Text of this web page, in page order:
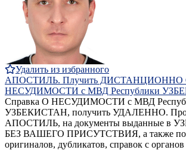
Удалить из избранного
АПОСТИЛЬ. Плучить ДИСТАНЦИОННО
НЕСУДИМОСТИ с МВД Республики
Справка О НЕСУДИМОСТИ с МВД
УЗБЕКИСТАН, получить УДАЛЕННО.
АПОСТИЛЬ, на документы выданные в
БЕЗ ВАШЕГО ПРИСУТСТВИЯ, а также
оригиналов, дубликатов, справок с